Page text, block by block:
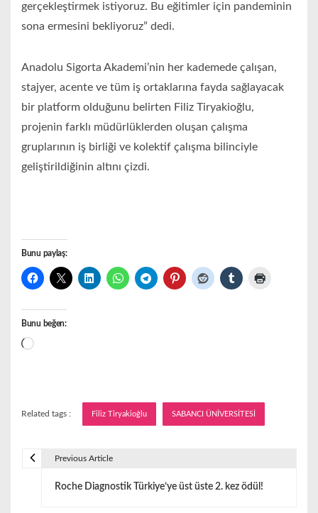
gerçekleştirmek istiyoruz. Bu eğitimler için pandeminin
sona ermesini bekliyoruz” dedi.
Anadolu Sigorta Akademi’nin her kademede çalışan,
stajyer, acente ve tüm iş ortaklarına fayda sağlayacak
bir platform olduğunu belirten Filiz Tiryakioğlu,
projenin farklı müdürlüklerden oluşan çalışma
gruplarının iş birliği ve kolektif çalışma bilinciyle
geliştirildiğinin altını çizdi.
Bunu paylaş:
Bunu beğen:
Yükleniyor...
Related tags : Filiz Tiryakioğlu SABANCI ÜNİVERSİTESİ
Previous Article
Roche Diagnostik Türkiye’ye üst üste 2. kez ödül!